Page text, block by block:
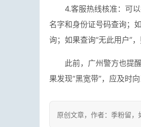
4.客服热线核准：可
名字和身份证号码查询；
询；如果查询“无此用户”
此前，广州警方也提
果发现“黑宽带”，应及时
原创文章，作者：季粉留